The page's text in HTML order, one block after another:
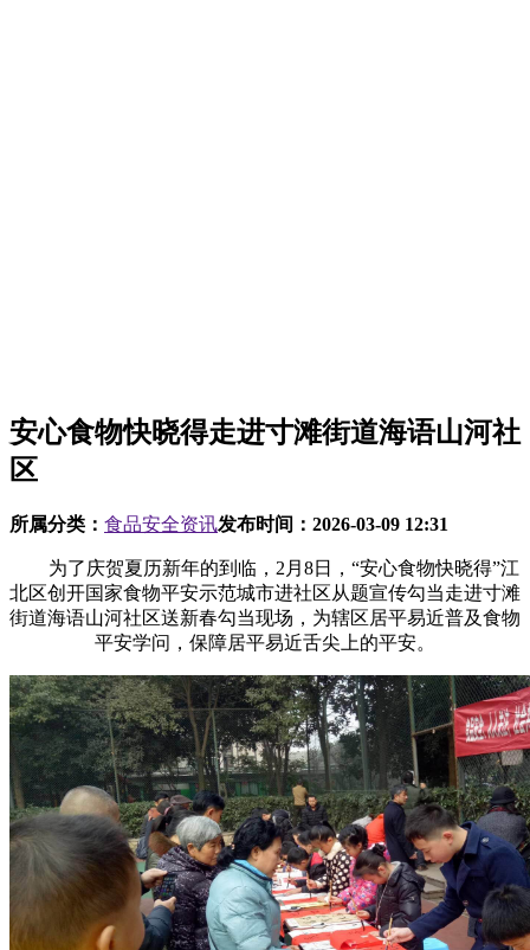
安心食物快晓得走进寸滩街道海语山河社
区
所属分类： 食品安全资讯发布时间： 2026-03-09 12:31
为了庆贺夏历新年的到临，2月8日，“安心食物快晓得”江
北区创开国家食物平安示范城市进社区从题宣传勾当走进寸滩
街道海语山河社区送新春勾当现场，为辖区居平易近普及食物
平安学问，保障居平易近舌尖上的平安。